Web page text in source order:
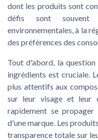
dont les produits sont
défis sont souvent
environnementales, à la
des préférences des
Tout d'abord, la question
ingrédients est cruciale.
plus attentifs aux
sur leur visageet leur
rapidement se
d'une marque. Les
transparence totale sur